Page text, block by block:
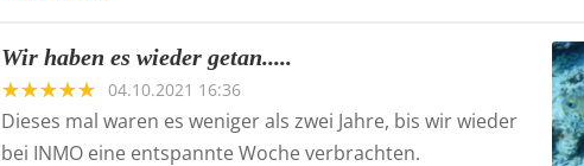
Wir haben es wieder getan.....
04.10.2021 16:36
Dieses mal waren es weniger als zwei Jahre, bis wir wieder
bei INMO eine entspannte Woche verbrachten.